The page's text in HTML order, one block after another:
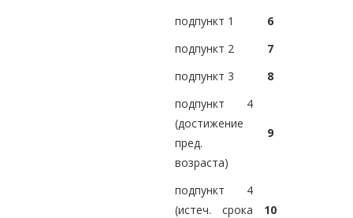
подпункт 1
6
подпункт 2
7
подпункт 3
8
подпункт 4
(достижение
пред.
возраста)
9
подпункт 4
(истеч. срока
10